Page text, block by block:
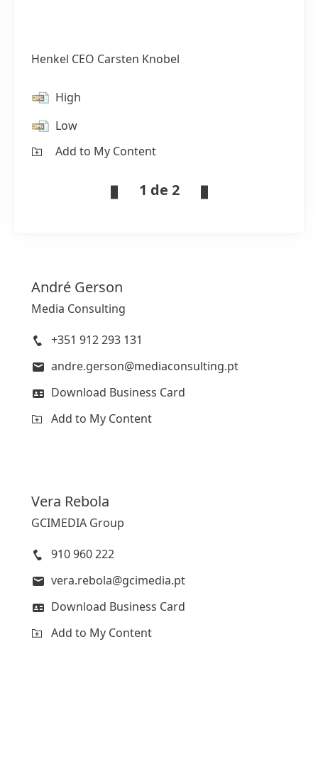
Henkel CEO Carsten Knobel
High
Low
Add to My Content
1 de 2
André Gerson
Media Consulting
+351 912 293 131
andre.gerson@mediaconsulting.pt
Download Business Card
Add to My Content
Vera Rebola
GCIMEDIA Group
910 960 222
vera.rebola@gcimedia.pt
Download Business Card
Add to My Content